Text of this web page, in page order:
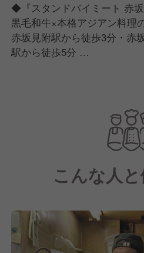
◆『スタンドバイミート 赤
黒毛和牛×本格アジアン料理
赤坂見附駅から徒歩3分・赤
駅から徒歩5分
『私たちが大切にしている想
●飲食店で働く人の待遇を良
⇒頑張る従業員にはお給与
組みを
⇒店舗改善は大歓迎！あな
てください
こんな人